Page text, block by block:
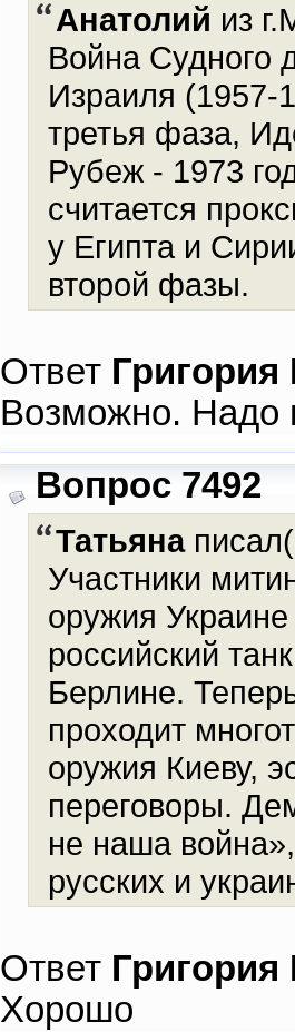
Анатолий из
Война Судного
Израиля
третья фаза,
Рубеж - 1973
считается
у Египта и
второй фазы.
Ответ
Возможно. Надо
Вопрос 7492
Татьяна
Участники
оружия
российский
Берлине.
проходит
оружия Киеву,
переговоры.
не наша
русских и
Ответ
Хорошо